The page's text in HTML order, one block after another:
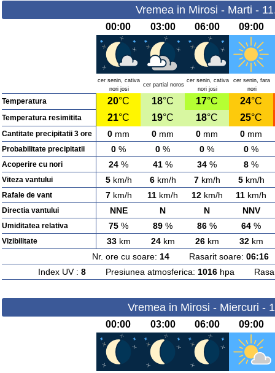
Vremea in Mirosi - Marti -
00:00 03:00 06:00 09:00
cer senin, cativa
nori josi
cer partial noros
cer senin, cativa
nori josi
cer senin, fara
nori
Temperatura 20°C 18°C 17°C 24°C
Temperatura resimitita 21°C 19°C 18°C 25°C
Cantitate precipitatii 3 ore 0 mm 0 mm 0 mm 0 mm
Probabilitate precipitatii 0 % 0 % 0 % 0 %
Acoperire cu nori 24 % 41 % 34 % 8 %
Viteza vantului 5km/h 6km/h 7km/h 5km/h
Rafale de vant 7km/h 11 km/h 12km/h 11 km/h
Directia vantului NNE N N NNV
Umiditatea relativa 75 % 89 % 86 % 64 %
Vizibilitate 33km 24km 26km 32km
Nr. ore cu soare: 14Rasarit soare: 06:16
Index UV : 8Presiunea atmosferica: 1016hpa
Vremea in Mirosi - Miercuri -
00:00 03:00 06:00 09:00